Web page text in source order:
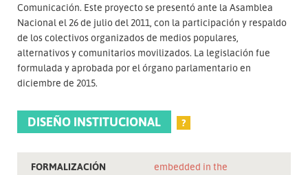
Comunicación. Este proyecto se presentó ante la Asamblea
Nacional el 26 de julio del 2011, con la participación y respaldo
de los colectivos organizados de medios populares,
alternativos y comunitarios movilizados. La legislación fue
formulada y aprobada por el órgano parlamentario en
diciembre de 2015.
DISEÑO INSTITUCIONAL ?
FORMALIZACIÓN
embedded in the